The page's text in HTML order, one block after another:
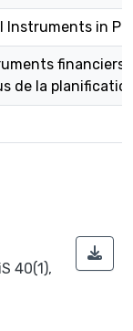
Instruments in
financiers
de la
40(1),